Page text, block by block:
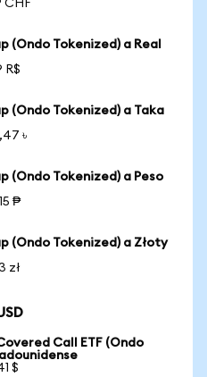
CHF
(Ondo Tokenized) a Real
R$
(Ondo Tokenized) a Taka
৳
(Ondo Tokenized) a Peso
₱
(Ondo Tokenized) a Złoty
zł
Call ETF (Ondo
$